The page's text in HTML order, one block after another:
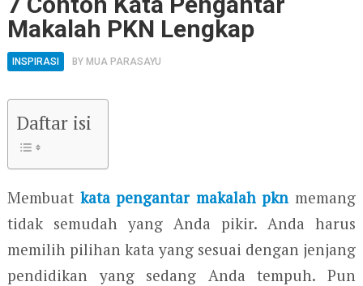
Makalah PKN Lengkap
INSPIRASI BY MUA PARASAYU
Daftar isi
Membuat kata pengantar makalah pkn memang
tidak semudah yang Anda pikir. Anda harus
memilih pilihan kata yang sesuai dengan jenjang
pendidikan yang sedang Anda tempuh. Pun